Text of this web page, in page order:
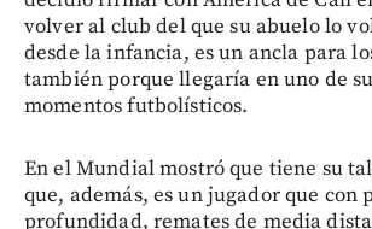
volver al club del que su abuelo lo
desde la infancia, es un ancla para
también porque llegaría en uno de
momentos futbolísticos.
En el Mundial mostró que tiene su
que, además, es un jugador que con
profundidad, remates de media